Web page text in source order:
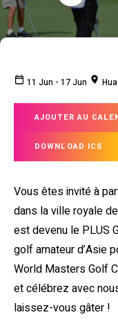
11 Jun - 17 Jun
AJOUTER AU
DOWNLOAD ICS
Vous êtes invité à
dans la ville royale
est devenu le PLUS
golf amateur d’Asie
World Masters Golf
et célébrez avec
laissez-vous gâter !